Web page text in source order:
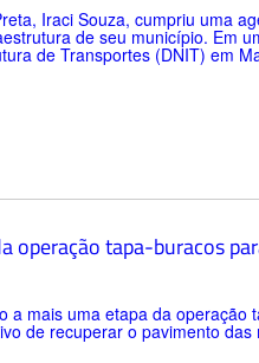
Iraci Souza, cumpriu uma
de seu município. Em
de Transportes (DNIT) em
operação tapa-buracos
a mais uma etapa da
de recuperar o pavimento